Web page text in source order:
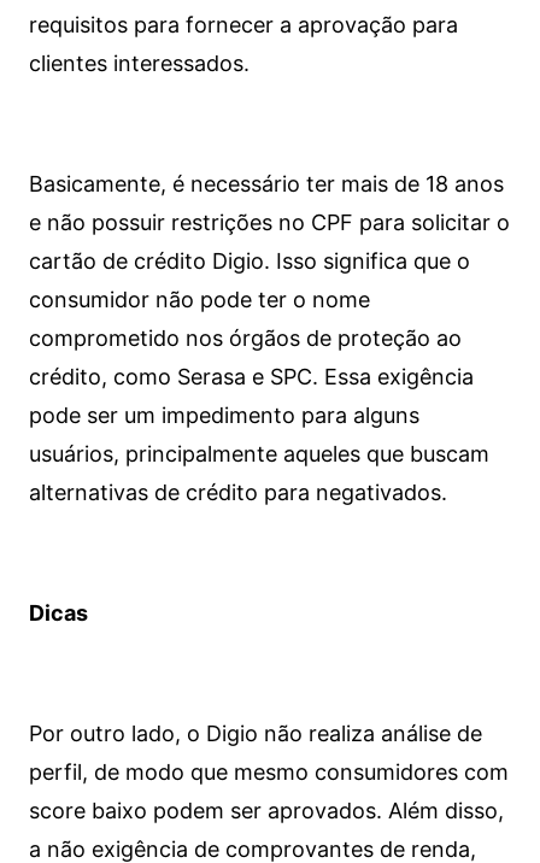
requisitos para fornecer a aprovação para
clientes interessados.
Basicamente, é necessário ter mais de 18 anos
e não possuir restrições no CPF para solicitar o
cartão de crédito Digio. Isso significa que o
consumidor não pode ter o nome
comprometido nos órgãos de proteção ao
crédito, como Serasa e SPC. Essa exigência
pode ser um impedimento para alguns
usuários, principalmente aqueles que buscam
alternativas de crédito para negativados.
Dicas
Por outro lado, o Digio não realiza análise de
perfil, de modo que mesmo consumidores com
score baixo podem ser aprovados. Além disso,
a não exigência de comprovantes de renda,